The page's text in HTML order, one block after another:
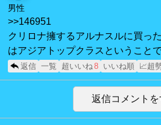
男性
>>146951
クリロナ擁するアルナスルに買っ
はアジアトップクラスということ
返信 一覧 超いいね8 いいね順 📈超
返信コメントを